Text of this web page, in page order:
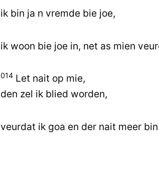
ik bin ja n vremde bie joe,
ik woon bie joe in, net as mien
014 Let nait op mie,
den zel ik blied worden,
veurdat ik goa en der nait meer